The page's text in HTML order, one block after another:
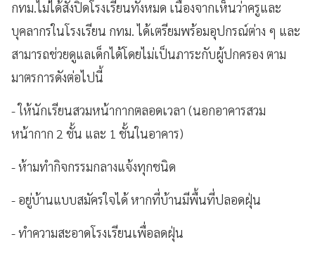
กทม.ไม่ได้สั่งปิดโรงเรียนทั้งหมด เนื่องจากเห็นว่าครูและ
บุคลากรในโรงเรียน กทม. ได้เตรียมพร้อมอุปกรณ์ต่าง ๆ และ
สามารถช่วยดูแลเด็กได้โดยไม่เป็นภาระกับผู้ปกครอง ตาม
มาตรการดังต่อไปนี้
- ให้นักเรียนสวมหน้ากากตลอดเวลา (นอกอาคารสวม
หน้ากาก 2 ชั้น และ 1 ชั้นในอาคาร)
- ห้ามทำกิจกรรมกลางแจ้งทุกชนิด
- อยู่บ้านแบบสมัครใจได้ หากที่บ้านมีพื้นที่ปลอดฝุ่น
- ทำความสะอาดโรงเรียนเพื่อลดฝุ่น